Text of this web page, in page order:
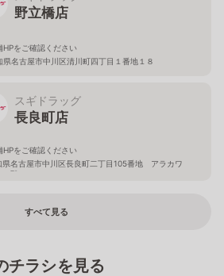
野立橋店
HPをご確認ください
県名古屋市中川区清川町四丁目１番地１８
スギドラッグ
長良町店
HPをご確認ください
県名古屋市中川区長良町二丁目105番地 アラカワ
１階
すべて見る
チラシを見る